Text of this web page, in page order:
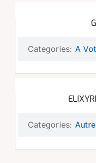
Categories: A
Categories: